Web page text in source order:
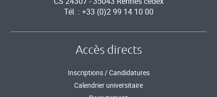
Tél. : +33 (0)2 99 14 10 00
Accès directs
Inscriptions / Candidatures
Calendrier universitaire